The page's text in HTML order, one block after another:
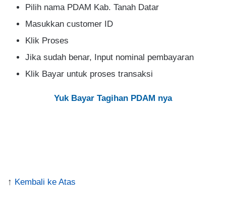
Pilih nama PDAM Kab. Tanah Datar
Masukkan customer ID
Klik Proses
Jika sudah benar, Input nominal pembayaran
Klik Bayar untuk proses transaksi
Yuk Bayar Tagihan PDAM nya
↑ Kembali ke Atas